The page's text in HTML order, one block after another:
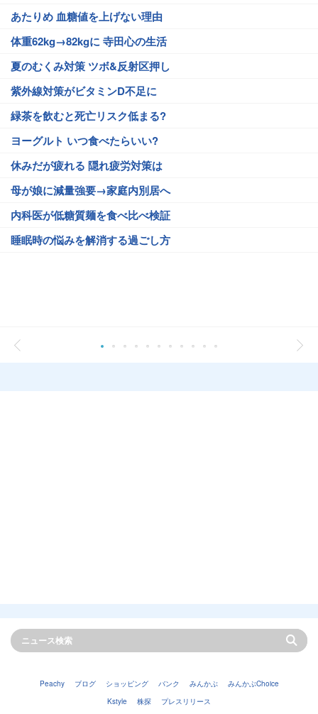
あたりめ 血糖値を上げない理由
体重62kg→82kgに 寺田心の生活
夏のむくみ対策 ツボ&反射区押し
紫外線対策がビタミンD不足に
緑茶を飲むと死亡リスク低まる?
ヨーグルト いつ食べたらいい?
休みだが疲れる 隠れ疲労対策は
母が娘に減量強要→家庭内別居へ
内科医が低糖質麺を食べ比べ検証
睡眠時の悩みを解消する過ごし方
Peachy ブログ ショッピング バンク みんかぶ
みんかぶChoice
Kstyle
株探 プレスリリース